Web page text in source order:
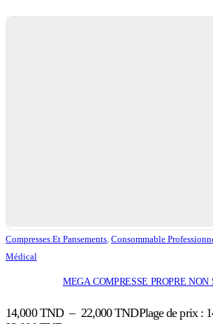
Compresses Et Pansements Consommable
Médical
MEGA COMPRESSE PROPRE NON
14,000TND – 22,000TNDPlage de prix :